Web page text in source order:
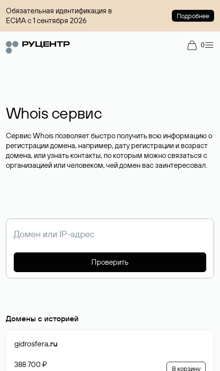
Обязательная идентификация в
ЕСИА с 1 сентября 2026
Подробнее
0
Whois сервис
Сервис Whois позволяет быстро получить всю информацию о
регистрации домена, например, дату регистрации и возраст
домена, или узнать контакты, по которым можно связаться с
организацией или человеком, чей домен вас заинтересовал.
Проверить
Домены с историей
gidrosfera.ru
388 700 ₽ В корзину